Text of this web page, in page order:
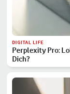
DIGITAL LIFE
Perplexity Pro:
Dich?